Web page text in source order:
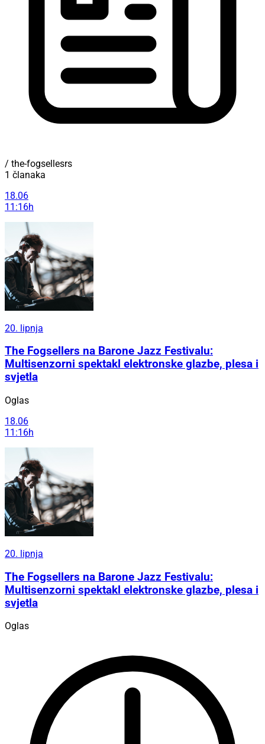
/ the-fogsellesrs
1 članaka
18.06
11:16h
20. lipnja
The Fogsellers na Barone Jazz Festivalu:
Multisenzorni spektakl elektronske glazbe, plesa i
svjetla
Oglas
18.06
11:16h
20. lipnja
The Fogsellers na Barone Jazz Festivalu:
Multisenzorni spektakl elektronske glazbe, plesa i
svjetla
Oglas